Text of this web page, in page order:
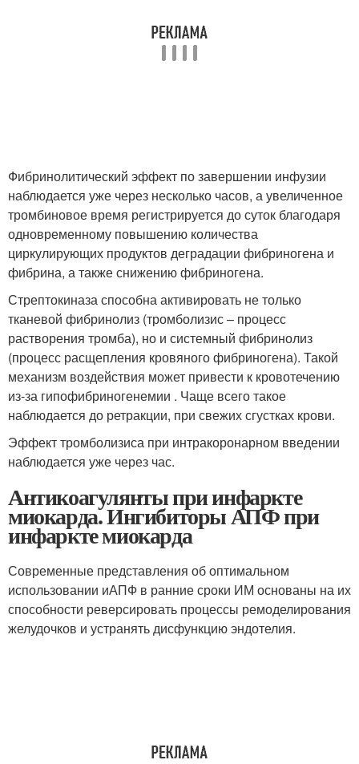
Фибринолитический эффект по завершении инфузии
наблюдается уже через несколько часов, а увеличенное
тромбиновое время регистрируется до суток благодаря
одновременному повышению количества
циркулирующих продуктов деградации фибриногена и
фибрина, а также снижению фибриногена.
Стрептокиназа способна активировать не только
тканевой фибринолиз (тромболизис – процесс
растворения тромба), но и системный фибринолиз
(процесс расщепления кровяного фибриногена). Такой
механизм воздействия может привести к кровотечению
из-за гипофибриногенемии . Чаще всего такое
наблюдается до ретракции, при свежих сгустках крови.
Эффект тромболизиса при интракоронарном введении
наблюдается уже через час.
Антикоагулянты при инфаркте
миокарда. Ингибиторы АПФ при
инфаркте миокарда
Современные представления об оптимальном
использовании иАПФ в ранние сроки ИМ основаны на их
способности реверсировать процессы ремоделирования
желудочков и устранять дисфункцию эндотелия.